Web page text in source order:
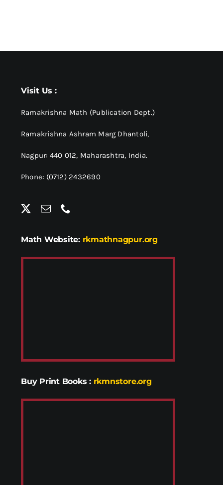
Visit Us :
Ramakrishna Math (Publication Dept.)
Ramakrishna Ashram Marg Dhantoli,
Nagpur: 440 012, Maharashtra, India.
Phone: (0712) 2432690
Math Website: rkmathnagpur.org
Buy Print Books : rkmnstore.org